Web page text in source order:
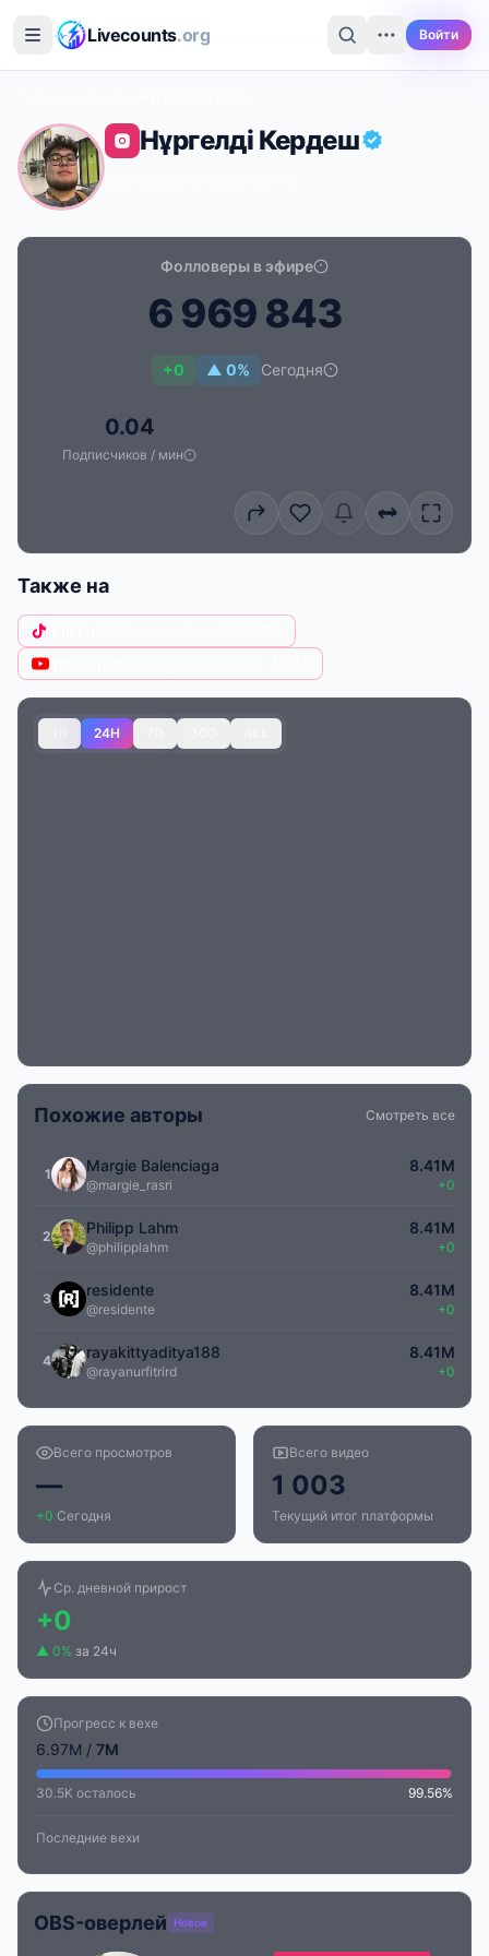
Livecounts.org Войти
Нұргелді Кердеш
Фолловеры в эфире
6 969 843
+0 ▲ 0% Сегодня
0.04
Подписчиков / мин
Также на
24H
Похожие авторы Смотреть все
1 Margie Balenciaga
@margie_rasri
8.41M
+0
2 Philipp Lahm
@philipplahm
8.41M
+0
3 residente
@residente
8.41M
+0
4 rayakittyaditya188
@rayanurfitrird
8.41M
+0
Всего просмотров
—
+0 Сегодня
Всего видео
1 003
Текущий итог платформы
Ср. дневной прирост
+0
▲ 0% за 24ч
Прогресс к вехе
6.97M / 7M
30.5K осталось 99.56%
Последние вехи
OBS-оверлей Новое